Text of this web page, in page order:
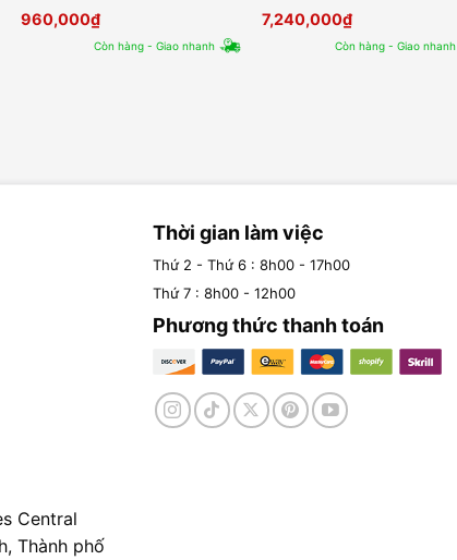
960,000₫
Còn hàng - Giao nhanh
7,240,000₫
Còn hàng - Giao nhanh
Central
Thành phố
Thời gian làm việc
Thứ 2 - Thứ 6 : 8h00 - 17h00
Thứ 7 : 8h00 - 12h00
Phương thức thanh toán